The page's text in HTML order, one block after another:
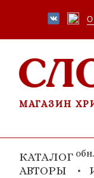
О
МАГАЗИН
КАТАЛОГ
АВТОРЫ